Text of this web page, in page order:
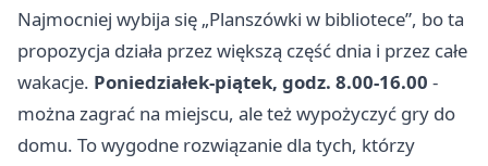
Najmocniej wybija się „Planszówki w bibliotece”, bo ta
propozycja działa przez większą część dnia i przez całe
wakacje. Poniedziałek-piątek, godz. 8.00-16.00 -
można zagrać na miejscu, ale też wypożyczyć gry do
domu. To wygodne rozwiązanie dla tych, którzy